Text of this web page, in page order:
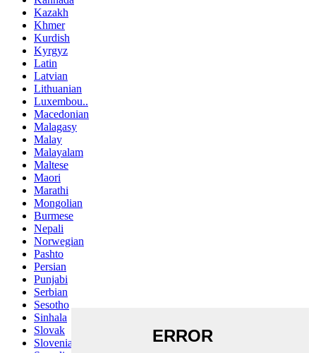
Kazakh
Khmer
Kurdish
Kyrgyz
Latin
Latvian
Lithuanian
Luxembou..
Macedonian
Malagasy
Malay
Malayalam
Maltese
Maori
Marathi
Mongolian
Burmese
Nepali
Norwegian
Pashto
Persian
Punjabi
Serbian
Sesotho
Sinhala
Slovak
Slovenian